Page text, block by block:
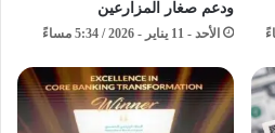
ودعم صغار المزارعين
الأحد - 11 يناير - 2026 / 5:34 مساءً